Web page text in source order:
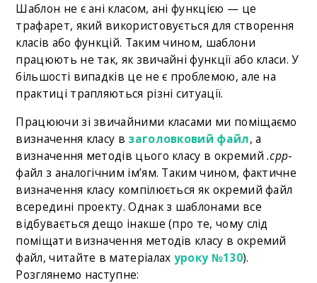
Шаблон не є ані класом, ані функцією — це
трафарет, який використовується для створення
класів або функцій. Таким чином, шаблони
працюють не так, як звичайні функції або класи. У
більшості випадків це не є проблемою, але на
практиці трапляються різні ситуації.
Працюючи зі звичайними класами ми поміщаємо
визначення класу в заголовковий файл, а
визначення методів цього класу в окремий.cpp-
файл з аналогічним ім’ям. Таким чином, фактичне
визначення класу компілюється як окремий файл
всередині проекту. Однак з шаблонами все
відбувається дещо інакше (про те, чому слід
поміщати визначення методів класу в окремий
файл, читайте в матеріалах уроку №130).
Розглянемо наступне: